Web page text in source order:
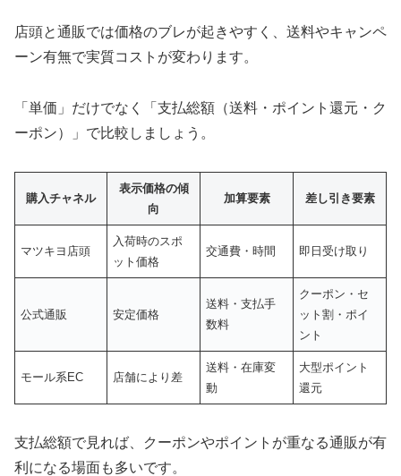
店頭と通販では価格のブレが起きやすく、送料やキャンペ
ーン有無で実質コストが変わります。
「単価」だけでなく「支払総額（送料・ポイント還元・ク
ーポン）」で比較しましょう。
購入チャネル
表示価格の傾
向
加算要素 差し引き要素
マツキヨ店頭
入荷時のスポ
ット価格
交通費・時間 即日受け取り
公式通販 安定価格
送料・支払手
数料
クーポン・セ
ット割・ポイ
ント
モール系EC 店舗により差
送料・在庫変
動
大型ポイント
還元
支払総額で見れば、クーポンやポイントが重なる通販が有
利になる場面も多いです。